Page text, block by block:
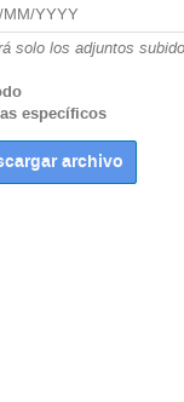
solo los adjuntos
específicos